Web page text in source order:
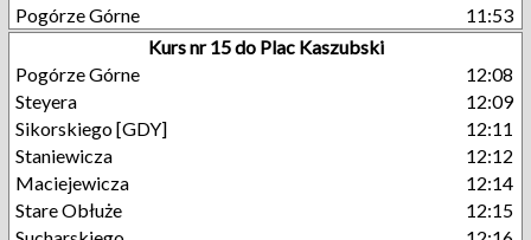
Pogórze Górne
11:53
Kurs nr 15 do Plac Kaszubski
Pogórze Górne
12:08
Steyera
12:09
Sikorskiego [GDY]
12:11
Staniewicza
12:12
Maciejewicza
12:14
Stare Obłuże
12:15